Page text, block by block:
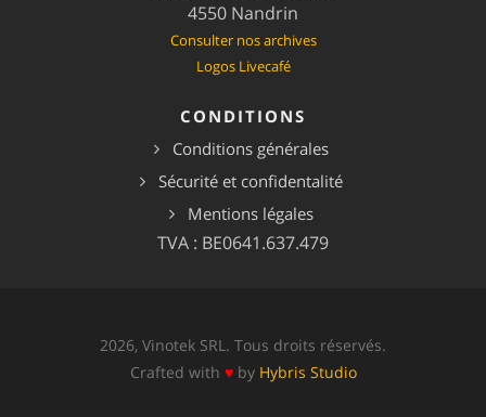
4550 Nandrin
Consulter nos archives
Logos Livecafé
CONDITIONS
Conditions générales
Sécurité et confidentalité
Mentions légales
TVA : BE0641.637.479
2026, Vinotek SRL. Tous droits réservés.
Crafted with ♥by Hybris Studio